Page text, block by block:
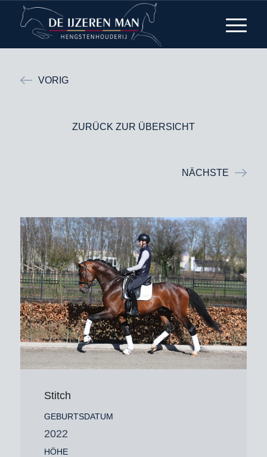
VORIG
ZURÜCK ZUR ÜBERSICHT
NÄCHSTE
Stitch
GEBURTSDATUM
2022
HÖHE